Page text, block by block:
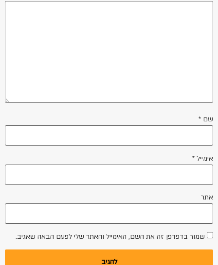
שם *
אימייל *
אתר
שמור בדפדפן זה את השם, האימייל והאתר שלי לפעם הבאה שאגיב.